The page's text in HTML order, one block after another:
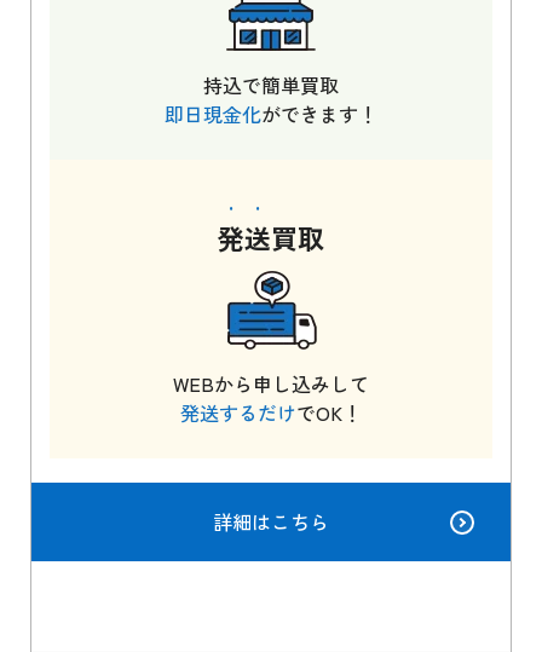
持込で簡単買取
即日現金化ができます！
発送買取
WEBから申し込みして
発送するだけでOK！
詳細はこちら